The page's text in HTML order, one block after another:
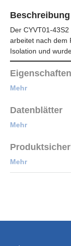
Beschreibung
Der CYVT01-
arbeitet nach dem
Isolation und
Eigenschaften
Mehr
Datenblätter
Mehr
Mehr